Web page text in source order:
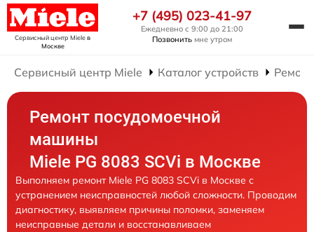
Сервисный центр Mieleв
Москве
+7 (495) 023-41-97
Ежедневно с 9:00 до 21:00
Позвонить мне утром
Сервисный центр Miele Каталог устройств
Ремонт посудомоечной
машины
Miele PG 8083 SCVi в Москве
Выполняем ремонт Miele PG 8083 SCVi в Москве с
устранением неисправностей любой сложности. Проводим
диагностику, выявляем причины поломки, заменяем
неисправные детали и восстанавливаем